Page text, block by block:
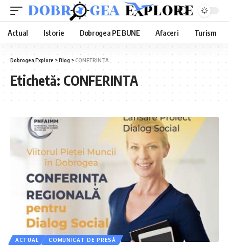
Actual Istorie Dobrogea PE BUNE Afaceri Turism
Dobrogea Explore >Blog >CONFERINTA
Etichetă: CONFERINTA
ACTUAL COMUNICAT DE PRESĂ